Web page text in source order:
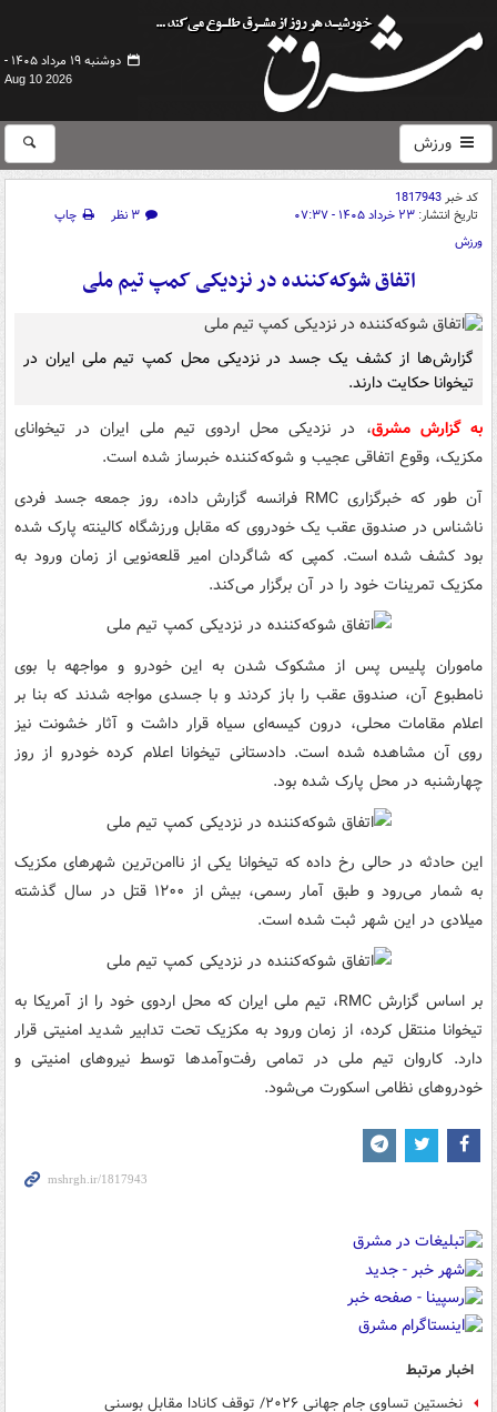
دوشنبه ۱۹ مرداد ۱۴۰۵ -
Aug 10 2026
ورزش
کد خبر1817943
تاریخ انتشار: ۲۳ خرداد ۱۴۰۵ - ۰۷:۳۷ ۳ نظر
چاپ
ورزش
اتفاق شوکه‌کننده در نزدیکی کمپ تیم ملی
گزارش‌ها از کشف یک جسد در نزدیکی محل کمپ تیم ملی ایران در
تیخوانا حکایت دارند.
به گزارش مشرق، در نزدیکی محل اردوی تیم ملی ایران در تیخوانای
مکزیک، وقوع اتفاقی عجیب و شوکه‌کننده خبرساز شده است.
آن طور که خبرگزاری RMC فرانسه گزارش داده، روز جمعه جسد فردی
ناشناس در صندوق عقب یک خودروی که مقابل ورزشگاه کالینته پارک شده
بود کشف شده است. کمپی که شاگردان امیر قلعه‌نویی از زمان ورود به
مکزیک تمرینات خود را در آن برگزار می‌کند.
ماموران پلیس پس از مشکوک شدن به این خودرو و مواجهه با بوی
نامطبوع آن، صندوق عقب را باز کردند و با جسدی مواجه شدند که بنا بر
اعلام مقامات محلی، درون کیسه‌ای سیاه قرار داشت و آثار خشونت نیز
روی آن مشاهده شده است. دادستانی تیخوانا اعلام کرده خودرو از روز
چهارشنبه در محل پارک شده بود.
این حادثه در حالی رخ داده که تیخوانا یکی از ناامن‌ترین شهرهای مکزیک
به شمار می‌رود و طبق آمار رسمی، بیش از ۱۲۰۰ قتل در سال گذشته
میلادی در این شهر ثبت شده است.
بر اساس گزارش RMC، تیم ملی ایران که محل اردوی خود را از آمریکا به
تیخوانا منتقل کرده، از زمان ورود به مکزیک تحت تدابیر شدید امنیتی قرار
دارد. کاروان تیم ملی در تمامی رفت‌وآمدها توسط نیروهای امنیتی و
خودروهای نظامی اسکورت می‌شود.
اخبار مرتبط
نخستین تساوی جام جهانی ۲۰۲۶/ توقف کانادا مقابل بوسنی